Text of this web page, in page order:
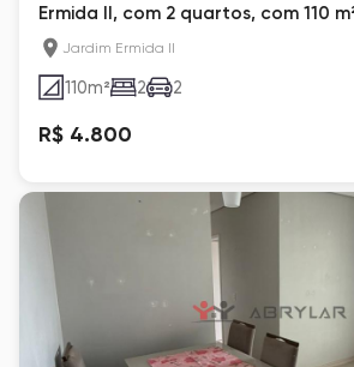
Ermida II, com 2 quartos, com 110
Jardim Ermida II
110m² 2 2
R$ 4.800